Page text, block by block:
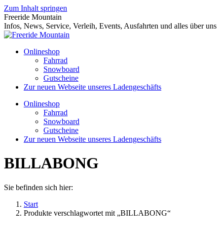
Zum Inhalt springen
Freeride Mountain
Infos, News, Service, Verleih, Events, Ausfahrten und alles über uns
Onlineshop
Fahrrad
Snowboard
Gutscheine
Zur neuen Webseite unseres Ladengeschäfts
Onlineshop
Fahrrad
Snowboard
Gutscheine
Zur neuen Webseite unseres Ladengeschäfts
BILLABONG
Sie befinden sich hier:
Start
Produkte verschlagwortet mit „BILLABONG“